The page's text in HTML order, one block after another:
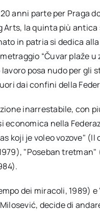
anni parte per Praga
la quinta più
in patria si dedica
“Čuvar plaže
posa nudo per gli
dai confini della
inarrestabile, con
economica nella
koji je voleo vozove"
"Poseban
dei miracoli, 1989)
decide di